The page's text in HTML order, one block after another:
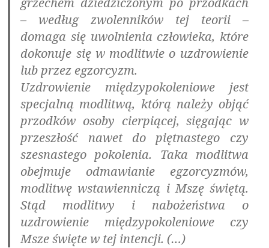
– według zwolenników tej teorii –
domaga się uwolnienia człowieka, które
dokonuje się w modlitwie o uzdrowienie
lub przez egzorcyzm.
Uzdrowienie międzypokoleniowe jest
specjalną modlitwą, którą należy objąć
przodków osoby cierpiącej, sięgając w
przeszłość nawet do piętnastego czy
szesnastego pokolenia. Taka modlitwa
obejmuje odmawianie egzorcyzmów,
modlitwę wstawienniczą i Mszę świętą.
Stąd modlitwy i nabożeństwa o
uzdrowienie międzypokoleniowe czy
Msze święte w tej intencji. (…)